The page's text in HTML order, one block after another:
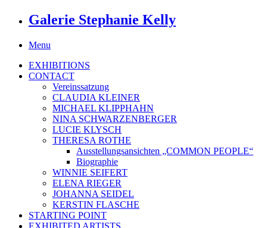
Galerie Stephanie Kelly
Menu
EXHIBITIONS
CONTACT
Vereinssatzung
CLAUDIA KLEINER
MICHAEL KLIPPHAHN
NINA SCHWARZENBERGER
LUCIE KLYSCH
THERESA ROTHE
Ausstellungsansichten „COMMON PEOPLE“
Biographie
WINNIE SEIFERT
ELENA RIEGER
JOHANNA SEIDEL
KERSTIN FLASCHE
STARTING POINT
EXHIBITED ARTISTS